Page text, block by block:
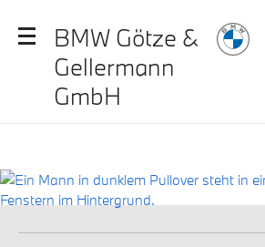
BMW Götze &
Gellermann
GmbH